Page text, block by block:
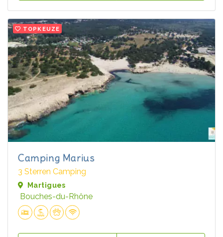
TOPKEUZE
Camping Marius
3 Sterren Camping
Martigues
Bouches-du-Rhône